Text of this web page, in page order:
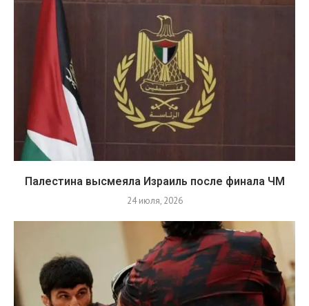
Палестина высмеяла Израиль после финала ЧМ
24 июля, 2026